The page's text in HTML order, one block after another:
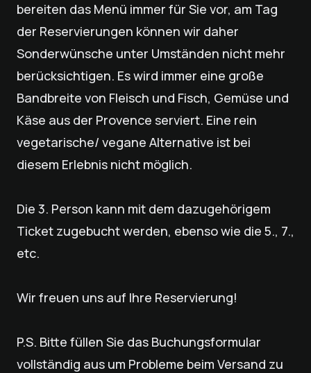
bereiten das Menü immer für Sie vor, am Tag
der Reservierungen können wir daher
Sonderwünsche unter Umständen nicht mehr
berücksichtigen. Es wird immer eine große
Bandbreite von Fleisch und Fisch, Gemüse und
Käse aus der Provence serviert. Eine rein
vegetarische/ vegane Alternative ist bei
diesem Erlebnis nicht möglich.
Die 3. Person kann mit dem dazugehörigem
Ticket zugebucht werden, ebenso wie die 5., 7.,
etc.
Wir freuen uns auf Ihre Reservierung!
P.S. Bitte füllen Sie das Buchungsformular
vollständig aus um Probleme beim Versand zu